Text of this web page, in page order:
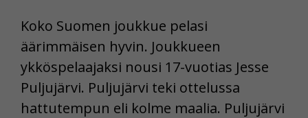
Koko Suomen joukkue pelasi
äärimmäisen hyvin. Joukkueen
ykköspelaajaksi nousi 17-vuotias Jesse
Puljujärvi. Puljujärvi teki ottelussa
hattutempun eli kolme maalia. Puljujärvi